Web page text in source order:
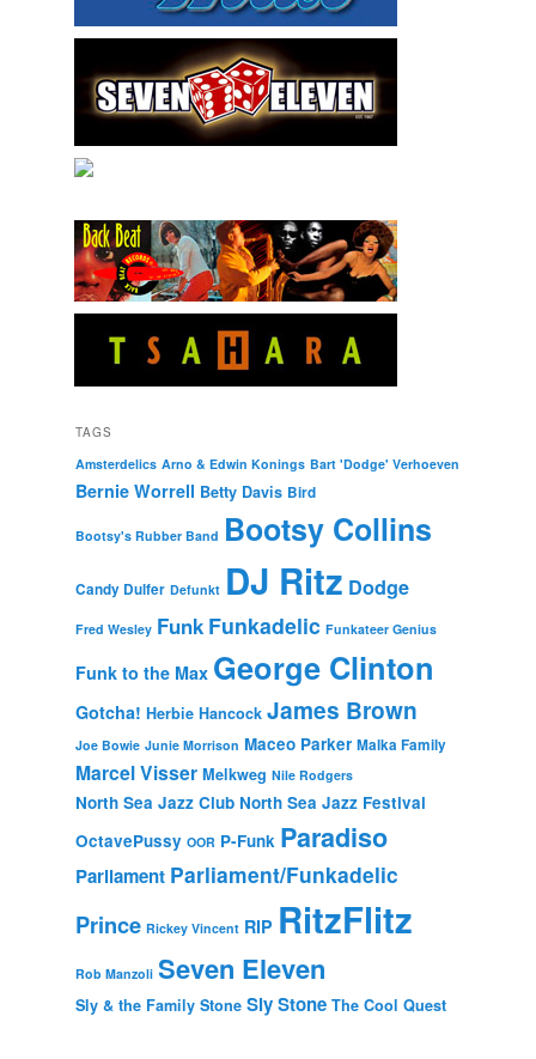
TAGS
Amsterdelics Arno & Edwin Konings Bart 'Dodge' Verhoeven
Bernie Worrell Betty Davis Bird
Bootsy's Rubber Band Bootsy Collins
Candy Dulfer Defunkt DJ Ritz Dodge
Fred Wesley Funk Funkadelic Funkateer Genius
Funk to the Max George Clinton
Gotcha! Herbie Hancock James Brown
Joe Bowie Junie Morrison Maceo Parker Malka Family
Marcel Visser Melkweg Nile Rodgers
North Sea Jazz Club North Sea Jazz Festival
OctavePussy OOR P-Funk Paradiso
Parliament Parliament/Funkadelic
Prince Rickey Vincent RIP RitzFlitz
Rob Manzoli Seven Eleven
Sly & the Family Stone Sly Stone The Cool Quest